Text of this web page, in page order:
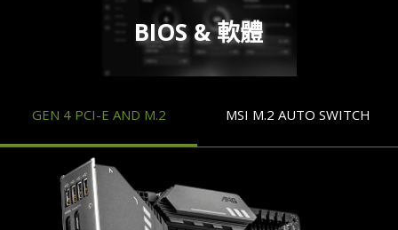
BIOS & 軟體
GEN 4 PCI-E AND M.2 MSI M.2 AUTO SWITCH